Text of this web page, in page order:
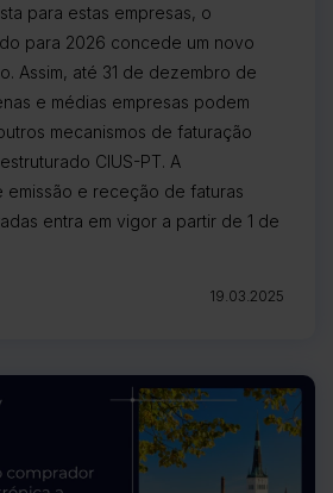
para estas empresas, o
para 2026 concede um novo
Assim, até 31 de dezembro de
e médias empresas podem
mecanismos de faturação
CIUS-PT. A
e receção de faturas
entra em vigor a partir de 1 de
19.03.2025